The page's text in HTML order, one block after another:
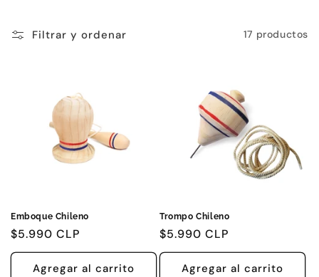
c
Filtrar y ordenar 17 productos
Emboque Chileno
Precio
habitual
$5.990 CLP
Agregar al carrito
Trompo Chileno
Precio
habitual
$5.990 CLP
Agregar al carrito